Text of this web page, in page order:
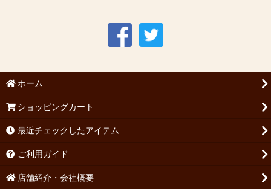
ホーム
ショッピングカート
最近チェックしたアイテム
ご利用ガイド
店舗紹介・会社概要